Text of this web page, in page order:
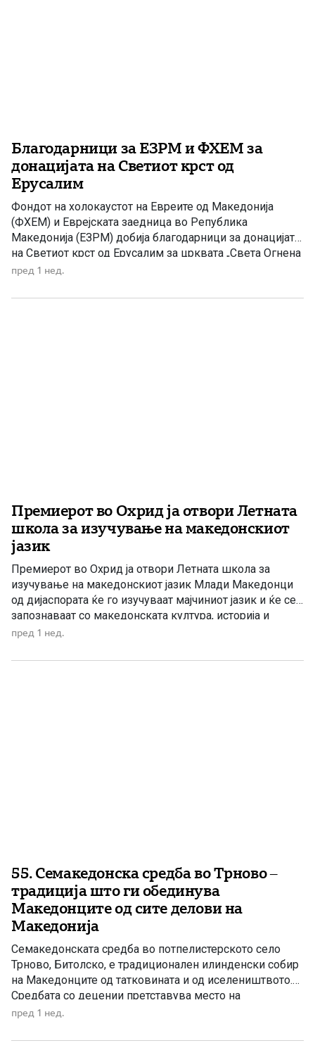
Благодарници за ЕЗРМ и ФХЕМ за
донацијата на Светиот крст од
Ерусалим
Фондот на холокаустот на Евреите од Македонија
(ФХЕМ) и Еврејската заедница во Република
Македонија (ЕЗРМ) добија благодарници за донацијата
на Светиот крст од Ерусалим за црквата „Света Огнена
Марина“ во Зубовце. Светиот крст е донесен од
храмот на Светиот Гроб – едно од најсветите места во
пред 1 нед.
Премиерот во Охрид ја отвори Летната
школа за изучување на македонскиот
јазик
Премиерот во Охрид ја отвори Летната школа за
изучување на македонскиот јазик Млади Македонци
од дијаспората ќе го изучуваат мајчиниот јазик и ќе се
запознаваат со македонската култура, историја и
традиција Премиерот на Владата на Република
изучување на македонскиот јазик, на која учествуваат
пред 1 нед.
55. Семакедонска средба во Трново –
традиција што ги обединува
Македонците од сите делови на
Македонија
Семакедонската средба во потпелистерското село
Трново, Битолско, е традиционален илинденски собир
на Македонците од татковината и од иселеништвото.
Средбата со децении претставува место на
заедништво, негување на македонскиот национален
наследство. Годинава, на 2 август 2026 година, во
пред 1 нед.